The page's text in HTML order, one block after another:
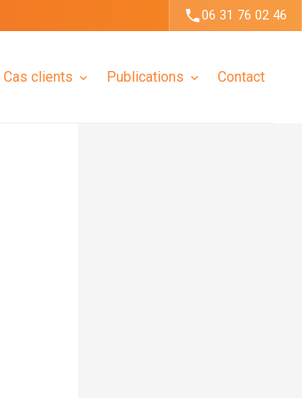
06 31 76 02 46
Cas clients Publications Contact